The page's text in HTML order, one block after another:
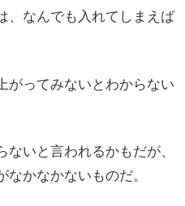
、なんでも入れてしまえば
がってみないとわからない
いと言われるかもだが、
かなかないものだ。